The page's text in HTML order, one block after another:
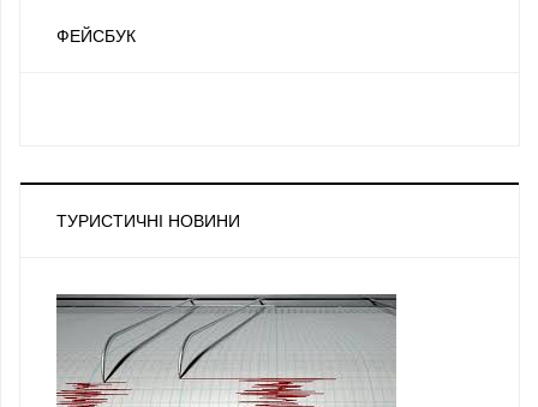
ФЕЙСБУК
ТУРИСТИЧНІ НОВИНИ